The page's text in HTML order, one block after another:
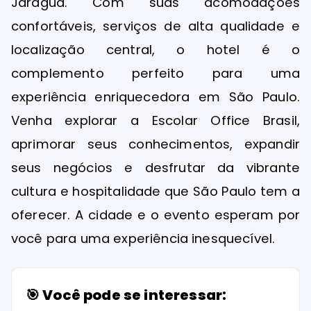
confortáveis, serviços de alta qualidade e
localização central, o hotel é o
complemento perfeito para uma
experiência enriquecedora em São Paulo.
Venha explorar a Escolar Office Brasil,
aprimorar seus conhecimentos, expandir
seus negócios e desfrutar da vibrante
cultura e hospitalidade que São Paulo tem a
oferecer. A cidade e o evento esperam por
você para uma experiência inesquecível.
🎯 Você pode se interessar: